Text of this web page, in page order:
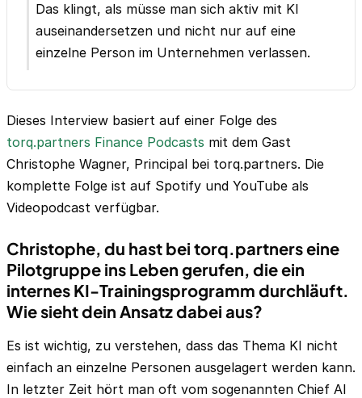
Das klingt, als müsse man sich aktiv mit KI
auseinandersetzen und nicht nur auf eine
einzelne Person im Unternehmen verlassen.
Dieses Interview basiert auf einer Folge des
torq.partners Finance Podcasts mit dem Gast
Christophe Wagner, Principal bei torq.partners. Die
komplette Folge ist auf Spotify und YouTube als
Videopodcast verfügbar.
Christophe, du hast bei torq.partners eine
Pilotgruppe ins Leben gerufen, die ein
internes KI-Trainingsprogramm durchläuft.
Wie sieht dein Ansatz dabei aus?
Es ist wichtig, zu verstehen, dass das Thema KI nicht
einfach an einzelne Personen ausgelagert werden kann.
In letzter Zeit hört man oft vom sogenannten Chief AI